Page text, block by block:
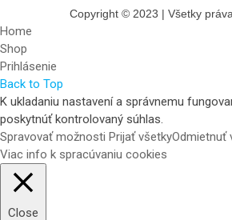
Copyright © 2023 | Všetky
Home
Shop
Prihlásenie
Back to Top
K ukladaniu nastavení a správnemu
poskytnúť kontrolovaný súhlas.
Spravovať možnosti Prijať všetkyOdmietnuť
Viac info k spracúvaniu cookies
Close